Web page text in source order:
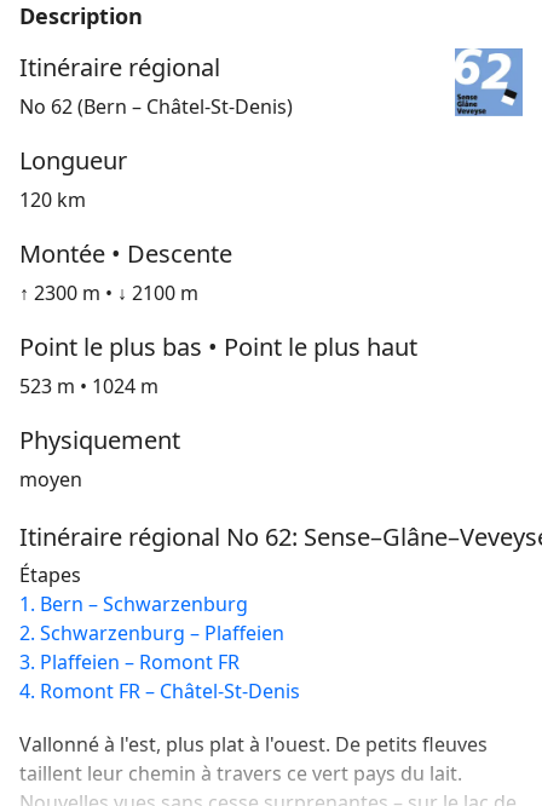
Description
Itinéraire régional
No 62 (Bern – Châtel-St-Denis)
Longueur
120 km
Montée • Descente
↑ 2300 m • ↓ 2100 m
Point le plus bas • Point le plus haut
523 m • 1024 m
Physiquement
moyen
Itinéraire régional No 62:
Étapes
1. Bern – Schwarzenburg
2. Schwarzenburg – Plaffeien
3. Plaffeien – Romont FR
4. Romont FR – Châtel-St-Denis
Vallonné à l'est, plus plat à l'ouest. De petits fleuves
taillent leur chemin à travers ce vert pays du lait.